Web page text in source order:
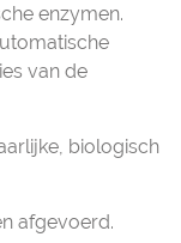
enzymen.
van de
biologisch
afgevoerd.